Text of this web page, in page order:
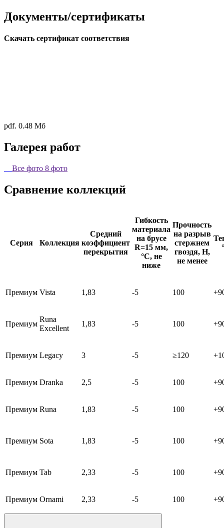
Документы/сертификаты
Cкачать сертификат соответствия
pdf. 0.48 Мб
Галерея работ
Все фото 8 фото
Сравнение коллекций
Серия Коллекция
Средний
коэффициент
перекрытия
Гибкость
материала
на брусе
R=15 мм,
°C, не
ниже
Прочность
на разрыв
стержнем
гвоздя, Н,
не менее
Премиум Vista 1,83 -5 100
Премиум
Runa
Excellent
1,83 -5 100
Премиум Legacy 3 -5 ≥120
Премиум Dranka 2,5 -5 100
Премиум Runa 1,83 -5 100
Премиум Sota 1,83 -5 100
Премиум Tab 2,33 -5 100
Премиум Ornami 2,33 -5 100